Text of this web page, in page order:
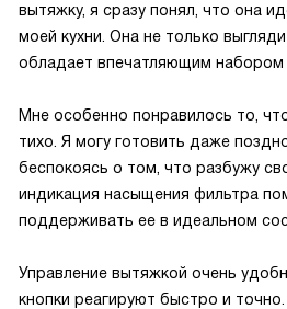
вытяжку, я сразу понял, что она
моей кухни. Она не только
обладает впечатляющим набором
Мне особенно понравилось то,
тихо. Я могу готовить даже
беспокоясь о том, что разбужу
индикация насыщения фильтра
поддерживать ее в идеальном
Управление вытяжкой очень
кнопки реагируют быстро и